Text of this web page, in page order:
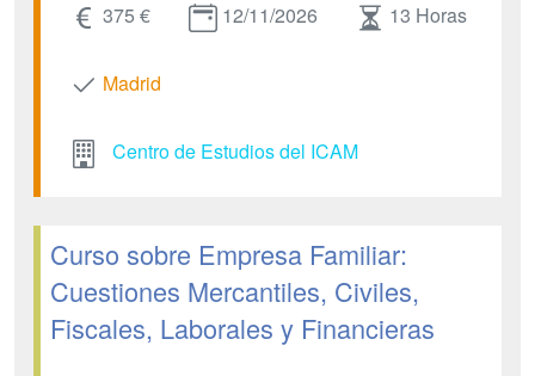
375 € 12/11/2026 13 Horas
Madrid
Centro de Estudios del ICAM
Curso sobre Empresa Familiar:
Cuestiones Mercantiles, Civiles,
Fiscales, Laborales y Financieras